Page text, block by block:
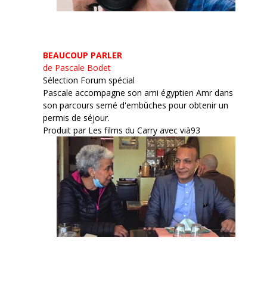
BEAUCOUP PARLER
de Pascale Bodet
Sélection Forum spécial
Pascale accompagne son ami égyptien Amr dans
son parcours semé d'embûches pour obtenir un
permis de séjour.
Produit par Les films du Carry avec vià93